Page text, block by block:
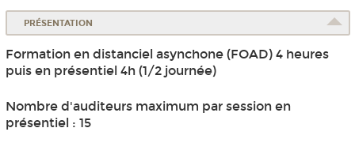
PRÉSENTATION
Formation en distanciel asynchone (FOAD) 4 heures
puis en présentiel 4h (1/2 journée)
Nombre d'auditeurs maximum par session en
présentiel : 15